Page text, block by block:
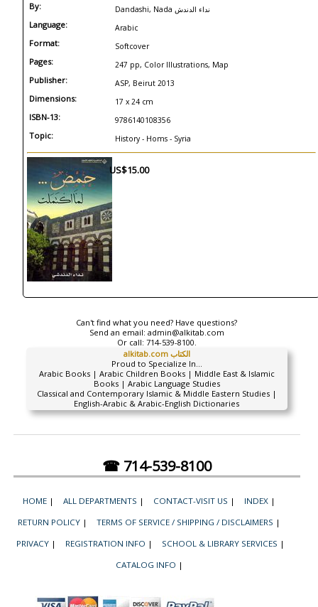
By: Dandashi, Nada نداء الدندش
Language: Arabic
Format: Softcover
Pages: 247 pp, Color Illustrations, Map
Publisher: ASP, Beirut 2013
Dimensions: 17 x 24 cm
ISBN-13: 9786140108356
Topic: History - Homs - Syria
US$15.00
Can't find what you need? Have questions?
Send an email: admin@alkitab.com
Or call: 714-539-8100.
alkitab.com الكتاب
Proud to Specialize In...
Arabic Books | Arabic Children Books | Middle East & Islamic
Books | Arabic Language Studies
Classical and Contemporary Islamic & Middle Eastern Studies |
English-Arabic & Arabic-English Dictionaries
☎ 714-539-8100
HOME | ALL DEPARTMENTS | CONTACT-VISIT US | INDEX |
RETURN POLICY | TERMS OF SERVICE / SHIPPING / DISCLAIMERS |
PRIVACY | REGISTRATION INFO | SCHOOL & LIBRARY SERVICES |
CATALOG INFO |